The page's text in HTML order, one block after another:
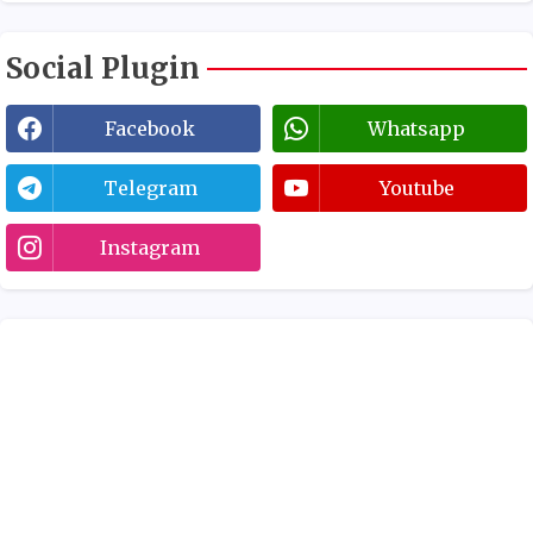
Social Plugin
Facebook Whatsapp
Telegram Youtube
Instagram